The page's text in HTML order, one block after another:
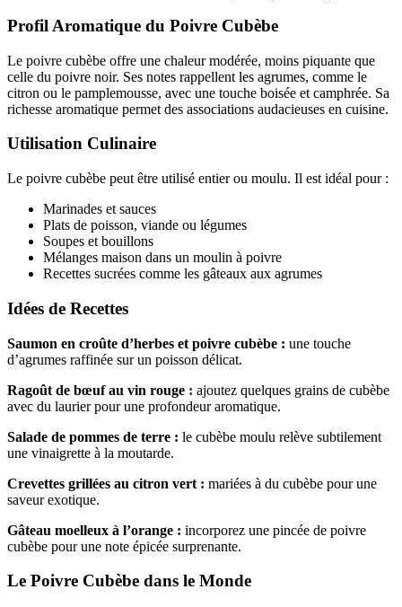
Profil Aromatique du Poivre Cubèbe
Le poivre cubèbe offre une chaleur modérée, moins piquante que
celle du poivre noir. Ses notes rappellent les agrumes, comme le
citron ou le pamplemousse, avec une touche boisée et camphrée. Sa
richesse aromatique permet des associations audacieuses en cuisine.
Utilisation Culinaire
Le poivre cubèbe peut être utilisé entier ou moulu. Il est idéal pour :
Marinades et sauces
Plats de poisson, viande ou légumes
Soupes et bouillons
Mélanges maison dans un moulin à poivre
Recettes sucrées comme les gâteaux aux agrumes
Idées de Recettes
Saumon en croûte d’herbes et poivre cubèbe : une touche
d’agrumes raffinée sur un poisson délicat.
Ragoût de bœuf au vin rouge : ajoutez quelques grains de cubèbe
avec du laurier pour une profondeur aromatique.
Salade de pommes de terre : le cubèbe moulu relève subtilement
une vinaigrette à la moutarde.
Crevettes grillées au citron vert : mariées à du cubèbe pour une
saveur exotique.
Gâteau moelleux à l’orange : incorporez une pincée de poivre
cubèbe pour une note épicée surprenante.
Le Poivre Cubèbe dans le Monde